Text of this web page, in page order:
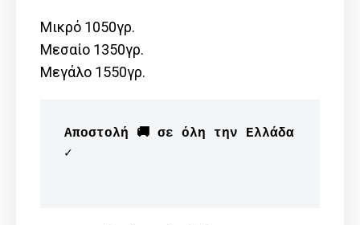
Μικρό 1050γρ.
Μεσαίο 1350γρ.
Μεγάλο 1550γρ.
Αποστολή 🚚 σε όλη την Ελλάδα
✓